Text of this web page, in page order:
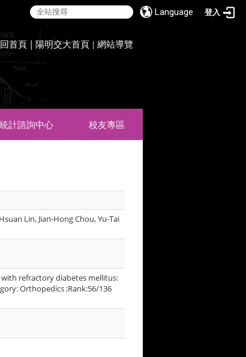
Language 登入
回首頁 | 陽明交大首頁 |網站導覽
統計諮詢中心 校友專區
Lin, Jian-Hong Chou, Yu-Tai
refractory diabetes mellitus:
Orthopedics ;Rank:56/136